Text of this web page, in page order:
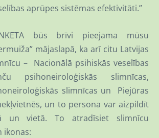
aprūpes sistēmas efektivitāti.”
būs brīvi pieejama mūsu
mājaslapā, ka arī citu Latvijas
– Nacionālā psihiskās veselības
psihoneiroloģiskās slimnīcas,
slimnīcas un Piejūras
un to persona var aizpildīt
un vietā. To atradīsiet slimnīcu
ikonas: